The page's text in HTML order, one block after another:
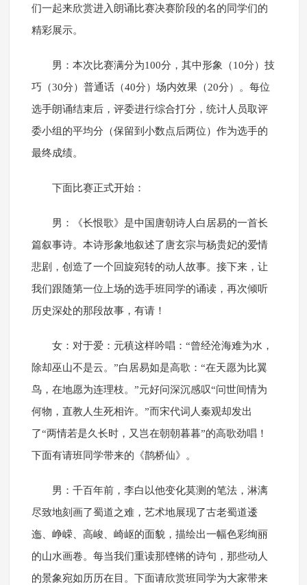
们一起来欣赏进入朗诵比赛决赛阶段的名的同学们的
精彩展示。
男：本次比赛满分为100分，其中形象（10分）技
巧（30分）普通话（40分）场内效果（20分）。每位
选手朗诵结束后，评委进行综合打分，统计人员取评
委小组的平均分（保留到小数点后两位）作为选手的
最终成绩。
下面比赛正式开始：
男：《长恨歌》是中国唐朝诗人白居易的一首长
篇叙事诗。本诗形象地叙述了唐玄宗与杨贵妃的爱情
悲剧，创造了一个回旋宛转的动人故事。接下来，让
我们跟随第一位上场的选手班同学的诵读，再次倾听
历史深处的那段故事，有请！
女：对于爱：元稹这样吟唱：“曾经沧海难为水，
除却巫山不是云。”白居易如是高歌：“在天愿为比翼
鸟，在地愿为连理枝。”元好问深沉感叹“问世间情为
何物，直教人生死相许。”而宋代词人秦观却发出
了“两情若是久长时，又岂在朝朝暮暮”的高歌劲唱！
下面有请班同学带来的《鹊桥仙》。
男：千百年前，李白以他变化莫测的笔法，淋漓
尽致地刻画了蜀道之难，艺术地展现了古老蜀道逶
迤、峥嵘、高峻、崎岖的面貌，描绘出一幅色彩绚丽
的山水画卷。每当我们重读那铿锵的诗句，那些动人
的景象宛如历历在目。下面请欣赏班同学为大家带来